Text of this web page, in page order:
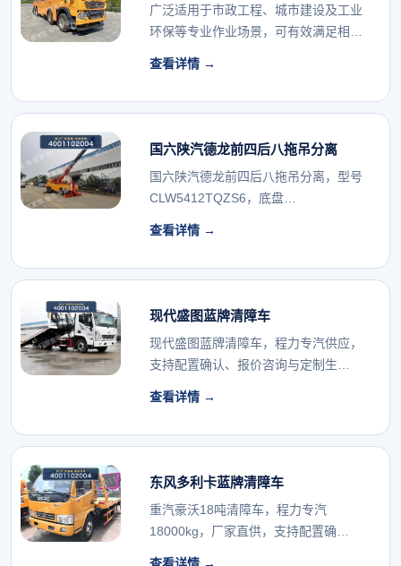
广泛适用于市政工程、城市建设及工业
环保等专业作业场景，可有效满足相关
查看详情 →
国六陕汽德龙前四后八拖吊分离
国六陕汽德龙前四后八拖吊分离，型号
CLW5412TQZS6，底盘
查看详情 →
现代盛图蓝牌清障车
现代盛图蓝牌清障车，程力专汽供应，
支持配置确认、报价咨询与定制生
查看详情 →
东风多利卡蓝牌清障车
重汽豪沃18吨清障车，程力专汽
18000kg，厂家直供，支持配置确
查看详情 →